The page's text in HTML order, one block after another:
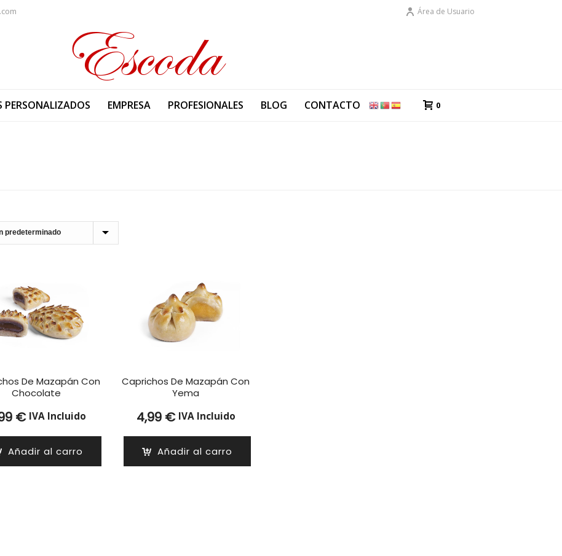
Área de Usuario
PERSONALIZADOS EMPRESA PROFESIONALES BLOG CONTACTO 0
De Mazapán Con
Chocolate
€ IVA Incluido
Añadir al carro
Caprichos De Mazapán Con
Yema
4,99 € IVA Incluido
Añadir al carro